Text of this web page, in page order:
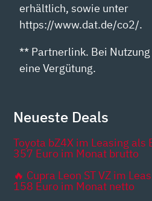
erhältlich, sowie unter
https://www.dat.de/co2/.
** Partnerlink. Bei
eine Vergütung.
Neueste Deals
Toyota bZ4X im Leasing
357 Euro im Monat brutto
🔥 Cupra Leon ST VZ im
158 Euro im Monat netto